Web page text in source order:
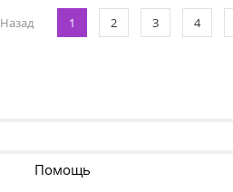
Назад 1 2 3 4
Помощь